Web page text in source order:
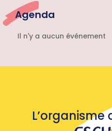
Agenda
Il n'y a aucun événement